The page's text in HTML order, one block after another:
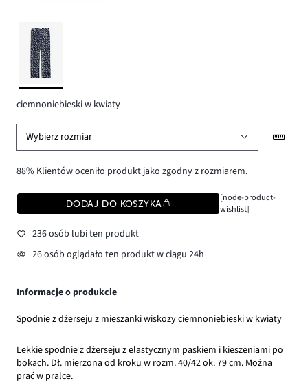
ciemnoniebieski w kwiaty
Wybierz rozmiar
88% Klientów oceniło produkt jako zgodny z rozmiarem.
DODAJ DO KOSZYKA
[node-product-
wishlist]
236 osób lubi ten produkt
26 osób oglądało ten produkt w ciągu 24h
Informacje o produkcie
Spodnie z dżerseju z mieszanki wiskozy ciemnoniebieski w kwiaty
Lekkie spodnie z dżerseju z elastycznym paskiem i kieszeniami po
bokach. Dł. mierzona od kroku w rozm. 40/42 ok. 79 cm. Można
prać w pralce.